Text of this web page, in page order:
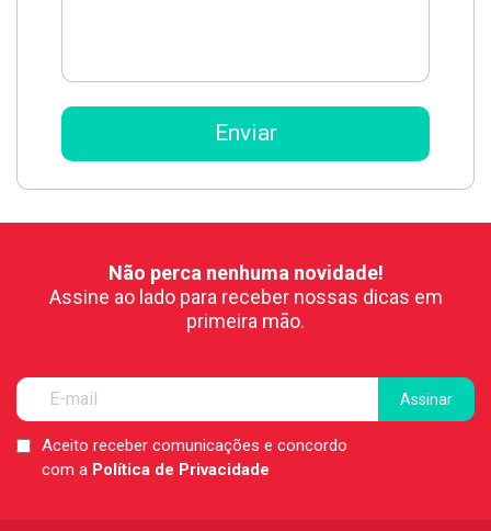
Não perca nenhuma novidade!
Assine ao lado para receber nossas dicas em
primeira mão.
LGPDAceito receber comunicações e concordo
com a Política de Privacidade